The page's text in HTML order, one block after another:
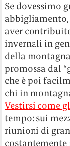
Se dovessimo
aver
invernali in
della
promossa dal
che è poi
chi in
Vestirsi come
tempo: sui
riunioni di
costantemente